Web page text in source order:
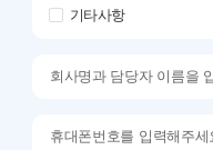
기타사항